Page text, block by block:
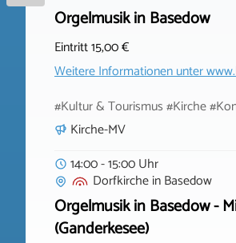
Orgelmusik in Basedow
Eintritt 15,00 €
Weitere Informationen unter
#Kultur & Tourismus #Kirche
Kirche-MV
14:00 - 15:00 Uhr
DorfkircheinBasedow
Orgelmusik in Basedow -
(Ganderkesee)